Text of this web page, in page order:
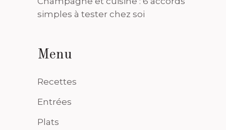
simples à tester chez soi
Menu
Recettes
Entrées
Plats